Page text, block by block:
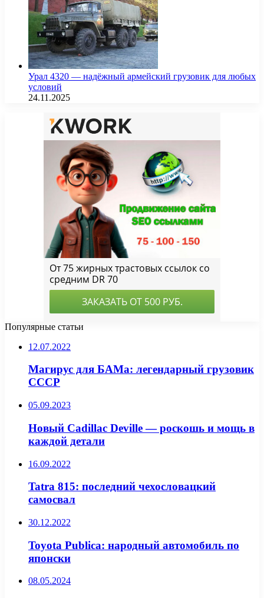
Урал 4320 — надёжный армейский грузовик для любых
условий
24.11.2025
Популярные статьи
12.07.2022
Магирус для БАМа: легендарный грузовик
СССР
05.09.2023
Новый Cadillac Deville — роскошь и мощь в
каждой детали
16.09.2022
Tatra 815: последний чехословацкий
самосвал
30.12.2022
Toyota Publica: народный автомобиль по
японски
08.05.2024